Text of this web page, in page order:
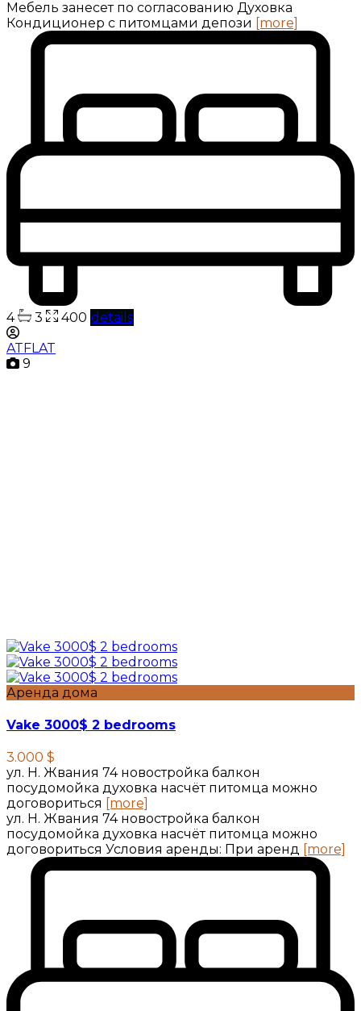
Мебель занесет по согласованию Духовка
Кондиционер с питомцами депози [more]
4 3 400 details
ATFLAT
9
Аренда дома
Vake 3000$ 2 bedrooms
3.000 $
ул. Н. Жвания 74 новостройка балкон
посудомойка духовка насчёт питомца можно
договориться
[more]
ул. Н. Жвания 74 новостройка балкон
посудомойка духовка насчёт питомца можно
договориться Условия аренды: При аренд [more]